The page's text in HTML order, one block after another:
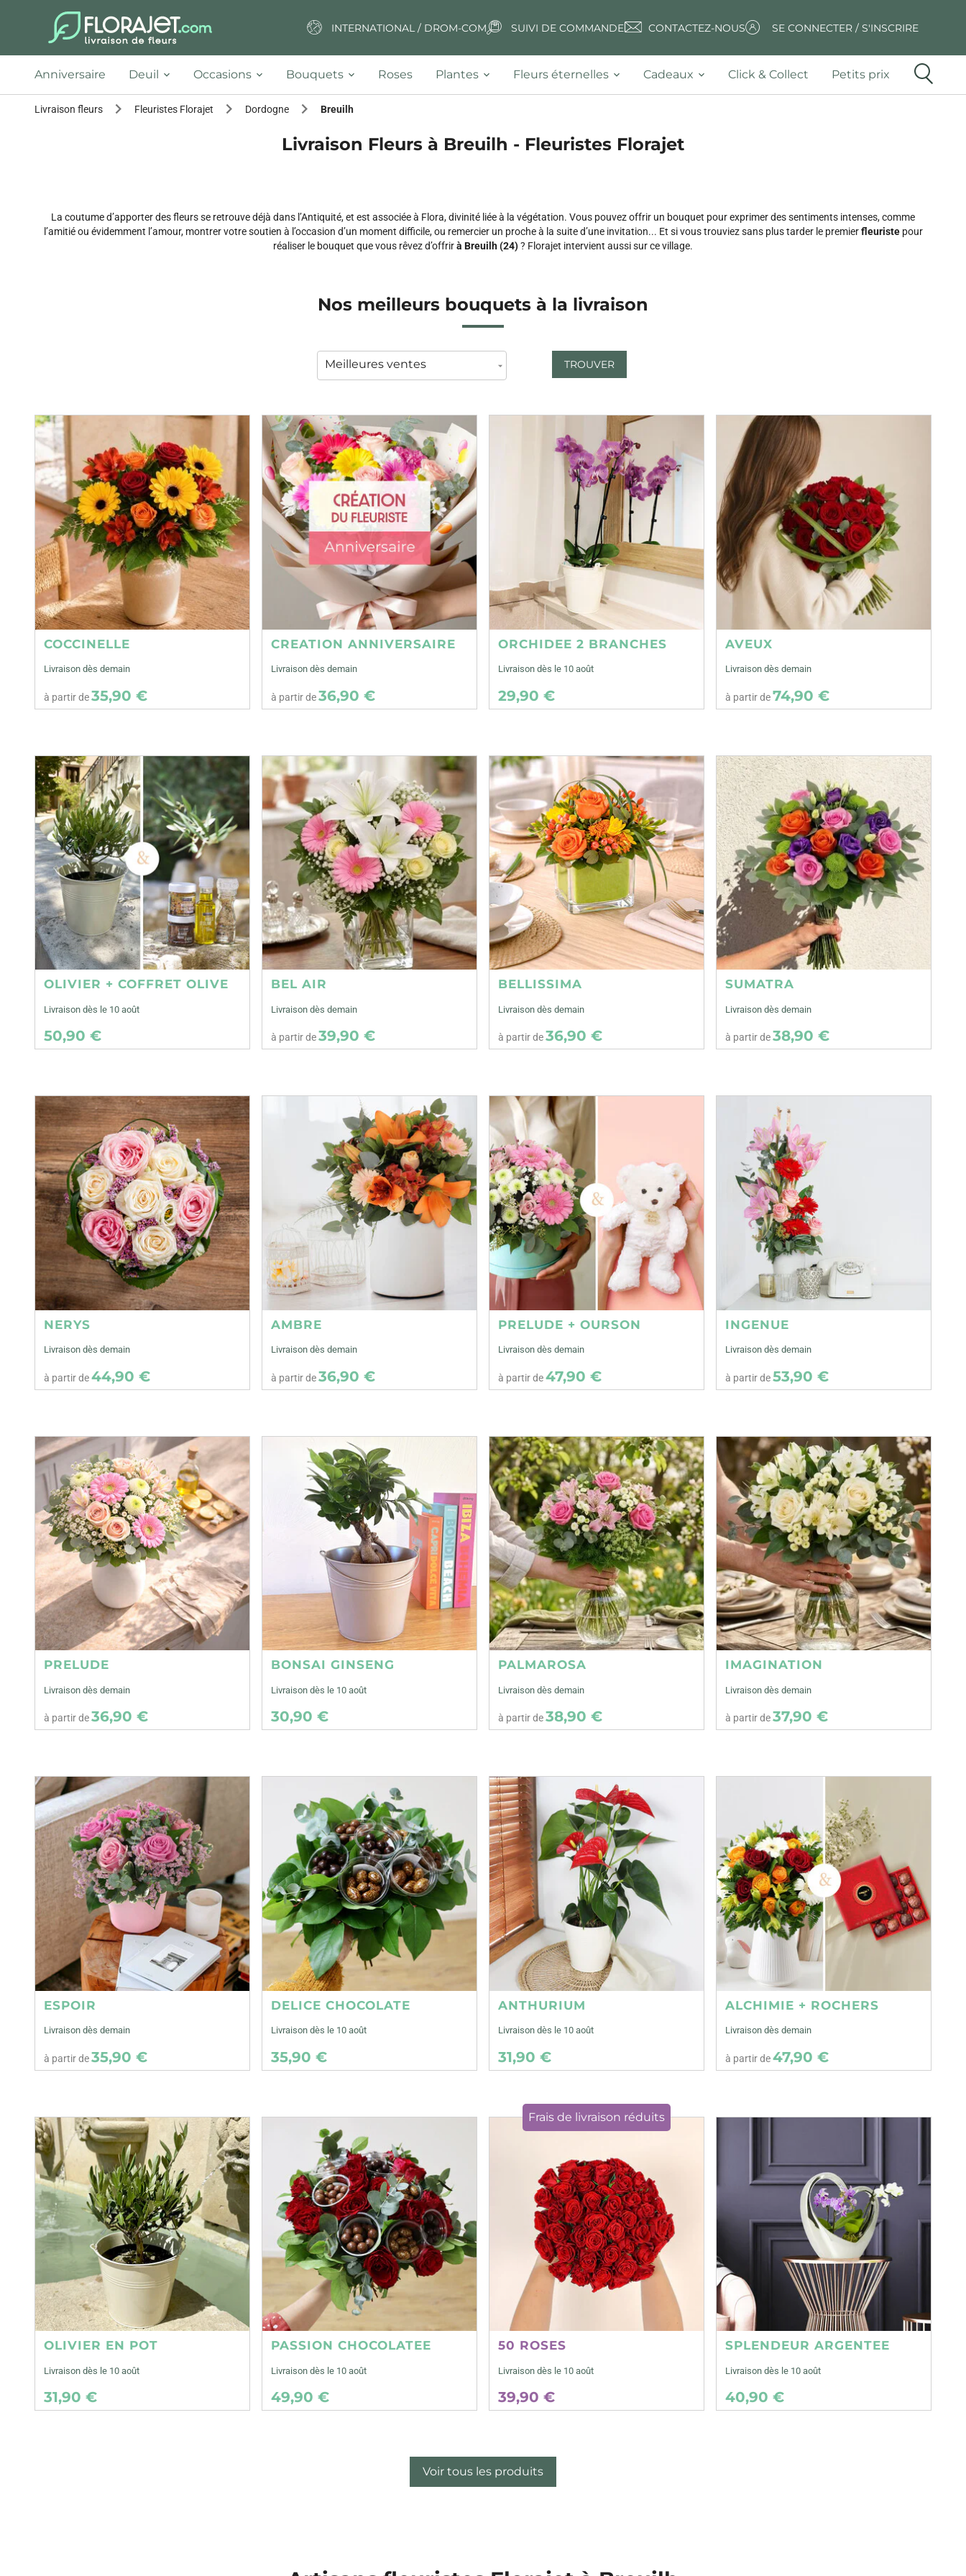
INTERNATIONAL / DROM-COM SUIVI DE COMMANDE CONTACTEZ-NOUS SE CONNECTER / S'INSCRIRE
Anniversaire Deuil Occasions Bouquets Roses Plantes Fleurs éternelles Cadeaux Click & Collect Petits prix
Livraison fleurs Fleuristes Florajet Dordogne Breuilh
Livraison Fleurs à Breuilh - Fleuristes Florajet
La coutume d’apporter des fleurs se retrouve déjà dans l’Antiquité, et est associée à Flora, divinité liée à la végétation. Vous pouvez offrir un bouquet pour exprimer des sentiments intenses, comme
l’amitié ou évidemment l’amour, montrer votre soutien à l’occasion d’un moment difficile, ou remercier un proche à la suite d’une invitation... Et si vous trouviez sans plus tarder le premierfleuristepour
réaliser le bouquet que vous rêvez d’offrirà Breuilh (24)? Florajet intervient aussi sur ce village.
Nos meilleurs bouquets à la livraison
TROUVER
COCCINELLE
Livraison dès demain
à partir de35,90 €
CREATION ANNIVERSAIRE
Livraison dès demain
à partir de36,90 €
ORCHIDEE 2 BRANCHES
Livraison dès le 10 août
29,90 €
AVEUX
Livraison dès demain
à partir de74,90 €
OLIVIER + COFFRET OLIVE
Livraison dès le 10 août
50,90 €
BEL AIR
Livraison dès demain
à partir de39,90 €
BELLISSIMA
Livraison dès demain
à partir de36,90 €
SUMATRA
Livraison dès demain
à partir de38,90 €
NERYS
Livraison dès demain
à partir de44,90 €
AMBRE
Livraison dès demain
à partir de36,90 €
PRELUDE + OURSON
Livraison dès demain
à partir de47,90 €
INGENUE
Livraison dès demain
à partir de53,90 €
PRELUDE
Livraison dès demain
à partir de36,90 €
BONSAI GINSENG
Livraison dès le 10 août
30,90 €
PALMAROSA
Livraison dès demain
à partir de38,90 €
IMAGINATION
Livraison dès demain
à partir de37,90 €
ESPOIR
Livraison dès demain
à partir de35,90 €
DELICE CHOCOLATE
Livraison dès le 10 août
35,90 €
ANTHURIUM
Livraison dès le 10 août
31,90 €
ALCHIMIE + ROCHERS
Livraison dès demain
à partir de47,90 €
OLIVIER EN POT
Livraison dès le 10 août
31,90 €
PASSION CHOCOLATEE
Livraison dès le 10 août
49,90 €
Frais de livraison réduits
50 ROSES
Livraison dès le 10 août
39,90 €
SPLENDEUR ARGENTEE
Livraison dès le 10 août
40,90 €
Voir tous les produits